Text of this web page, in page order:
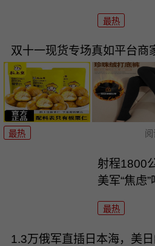
最热
双十一现货专场真如平台商
最热
射程1800
美军“焦虑”
最热
1.3万俄军直插日本海，美